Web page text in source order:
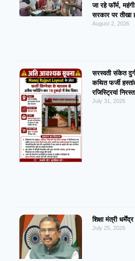
जा रहे फॉर्म,
सरकार पर तीखा
August 2, 2026
सरस्वती संकेत
कथित फर्जी
रजिस्ट्रियां
July 31, 2026
शिक्षा मंत्री
July 25, 2026